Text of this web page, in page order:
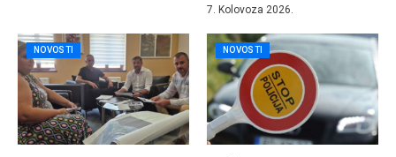
7. Kolovoza 2026.
NOVOSTI NOVOSTI